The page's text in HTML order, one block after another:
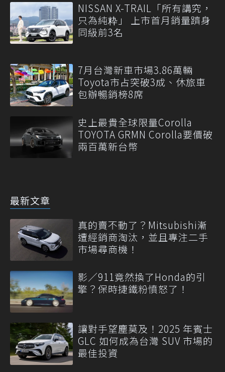
NISSAN X-TRAIL「所有講究，
只為純粋」 上市首月銷量躋身
同級前3名
7月台灣新車市場3.86萬輛
Toyota市占突破3成、休旅車
包辦暢銷榜8席
史上最貴全球限量Corolla
TOYOTA GRMN Corolla要價破
兩百萬新台幣
最新文章
真的賣不動了？Mitsubishi漸
遭經銷商淘汰，並且專注二手
市場尋商機！
影／911竟然換了Honda的引
擎？保時捷鐵粉憤怒了！
讓對手望塵莫及！2025 年賓士
GLC 如何成為台灣 SUV 市場的
最佳投資